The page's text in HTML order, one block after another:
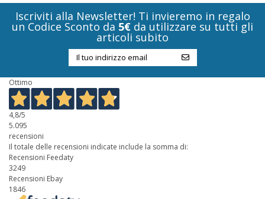
Iscriviti alla Newsletter! Ti invieremo in regalo
un Codice Sconto da 5€ da utilizzare su tutti gli
articoli subito
Ottimo
4,8/5
5.095
recensioni
Il totale delle recensioni indicate include la somma di:
Recensioni Feedaty
3249
Recensioni Ebay
1846